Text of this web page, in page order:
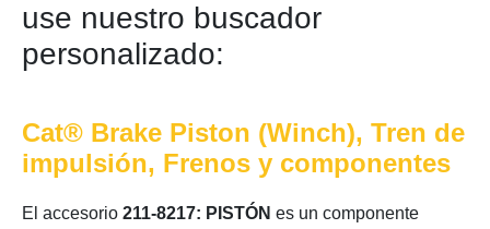
use nuestro buscador
personalizado:
Cat® Brake Piston (Winch), Tren de
impulsión, Frenos y componentes
El accesorio 211-8217: PISTÓN es un componente